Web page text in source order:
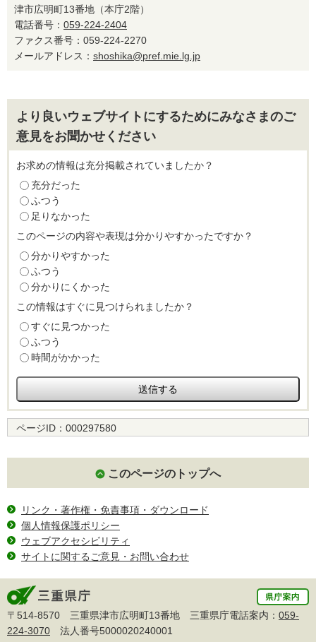
津市広明町13番地（本庁2階）
電話番号： 059-224-2404
ファクス番号：059-224-2270
メールアドレス： shoshika@pref.mie.lg.jp
より良いウェブサイトにするためにみなさまのご
意見をお聞かせください
お求めの情報は充分掲載されていましたか？
充分だった
ふつう
足りなかった
このページの内容や表現は分かりやすかったですか？
分かりやすかった
ふつう
分かりにくかった
この情報はすぐに見つけられましたか？
すぐに見つかった
ふつう
時間がかかった
ページID： 000297580
このページのトップへ
リンク・著作権・免責事項・ダウンロード
個人情報保護ポリシー
ウェブアクセシビリティ
サイトに関するご意見・お問い合わせ
〒514-8570 三重県津市広明町13番地 三重県庁電話案内： 059-
224-3070 法人番号5000020240001